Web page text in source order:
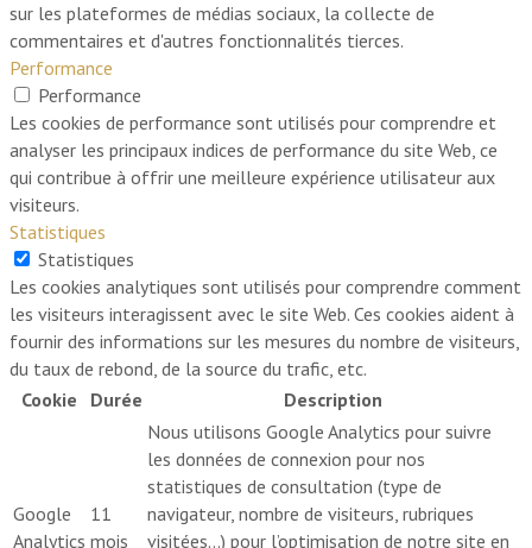
sur les plateformes de médias sociaux, la collecte de
commentaires et d'autres fonctionnalités tierces.
Performance
Performance
Les cookies de performance sont utilisés pour comprendre et
analyser les principaux indices de performance du site Web, ce
qui contribue à offrir une meilleure expérience utilisateur aux
visiteurs.
Statistiques
Statistiques
Les cookies analytiques sont utilisés pour comprendre comment
les visiteurs interagissent avec le site Web. Ces cookies aident à
fournir des informations sur les mesures du nombre de visiteurs,
du taux de rebond, de la source du trafic, etc.
Cookie
Durée Description
Google
Analytics
11
mois
Nous utilisons Google Analytics pour suivre
les données de connexion pour nos
statistiques de consultation (type de
navigateur, nombre de visiteurs, rubriques
visitées…) pour l’optimisation de notre site en